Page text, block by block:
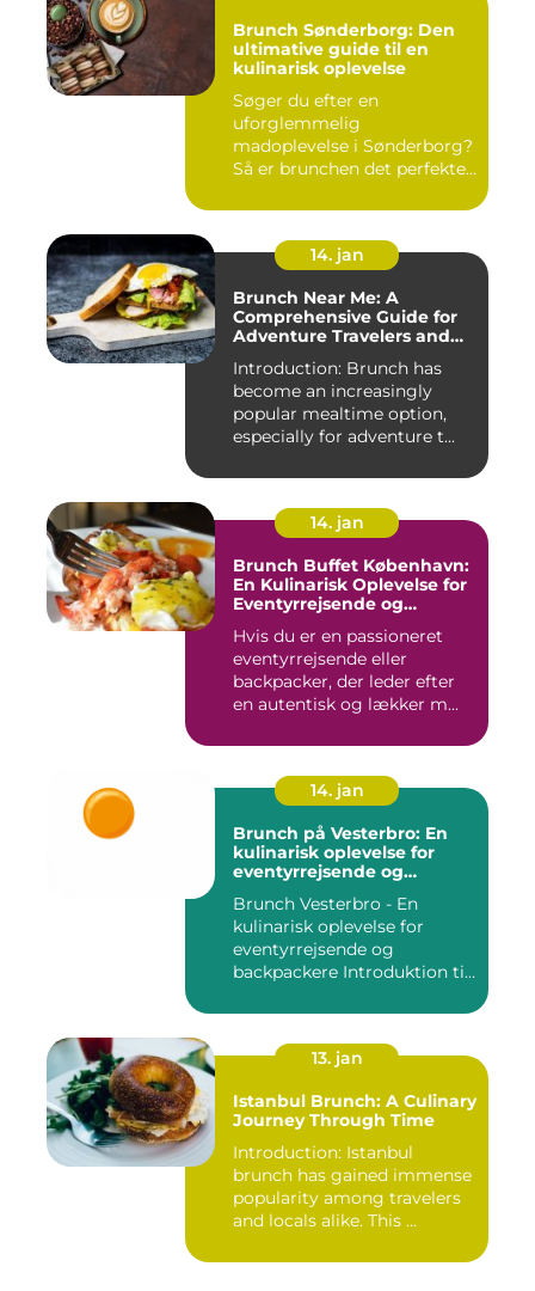
Brunch Sønderborg: Den
ultimative guide til en
kulinarisk oplevelse
Søger du efter en
uforglemmelig
madoplevelse i Sønderborg?
Så er brunchen det perfekte
14. jan
Brunch Near Me: A
Comprehensive Guide for
Adventure Travelers and
Introduction: Brunch has
become an increasingly
popular mealtime option,
especially for adventure t...
14. jan
Brunch Buffet København:
En Kulinarisk Oplevelse for
Eventyrrejsende og
Hvis du er en passioneret
eventyrrejsende eller
backpacker, der leder efter
en autentisk og lækker m...
14. jan
Brunch på Vesterbro: En
kulinarisk oplevelse for
eventyrrejsende og
Brunch Vesterbro - En
kulinarisk oplevelse for
eventyrrejsende og
backpackere Introduktion til
13. jan
Istanbul Brunch: A Culinary
Journey Through Time
Introduction: Istanbul
brunch has gained immense
popularity among travelers
and locals alike. This ...